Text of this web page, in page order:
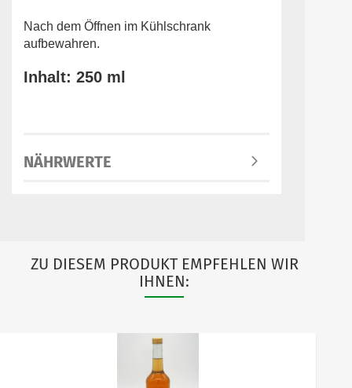
Nach dem Öffnen im Kühlschrank
aufbewahren.
Inhalt: 250 ml
NÄHRWERTE
ZU DIESEM PRODUKT EMPFEHLEN WIR
IHNEN: